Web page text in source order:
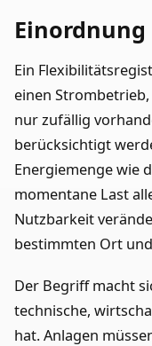
Einordnung
Ein
einen
nur zufällig
berücksichtigt
Energiemenge wie
momentane Last
Nutzbarkeit
bestimmten Ort
Der Begriff macht
technische,
hat. Anlagen